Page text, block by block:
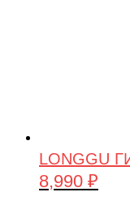
LONGGU
8,990 ₽